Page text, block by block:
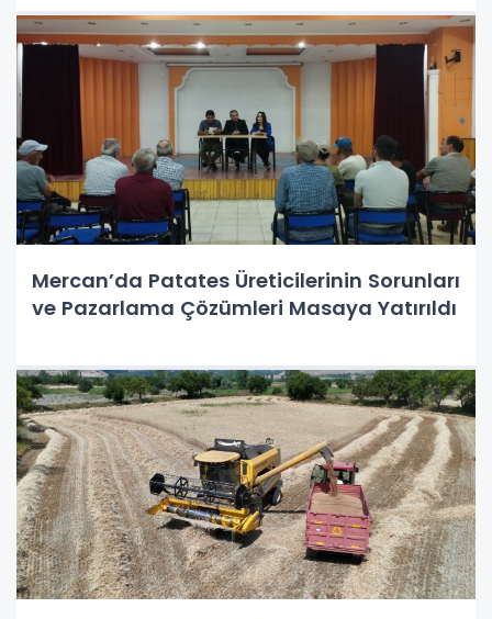
Mercan’da Patates Üreticilerinin Sorunları
ve Pazarlama Çözümleri Masaya Yatırıldı